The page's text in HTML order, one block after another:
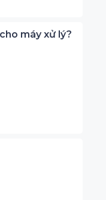
máy xử lý?